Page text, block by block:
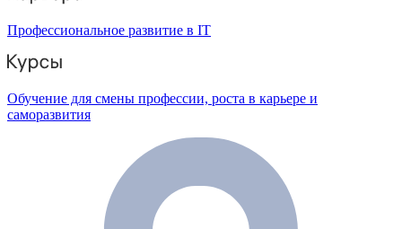
Профессиональное развитие в IT
Обучение для смены профессии, роста в карьере и
саморазвития